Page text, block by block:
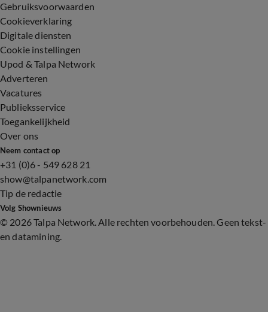
Gebruiksvoorwaarden
Cookieverklaring
Digitale diensten
Cookie instellingen
Upod & Talpa Network
Adverteren
Vacatures
Publieksservice
Toegankelijkheid
Over ons
Neem contact op
+31 (0)6 - 549 628 21
show@talpanetwork.com
Tip de redactie
Volg Shownieuws
© 2026 Talpa Network. Alle rechten voorbehouden. Geen tekst-
en datamining.